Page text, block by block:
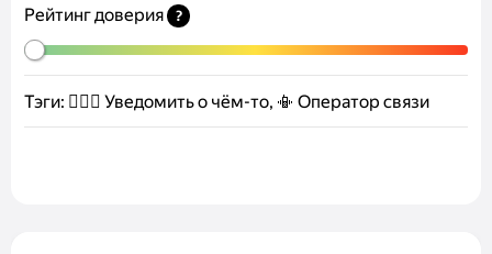
Рейтинг доверия ?
Тэги: 🤷🏻‍♂️ Уведомить о чём-то, 📳 Оператор связи